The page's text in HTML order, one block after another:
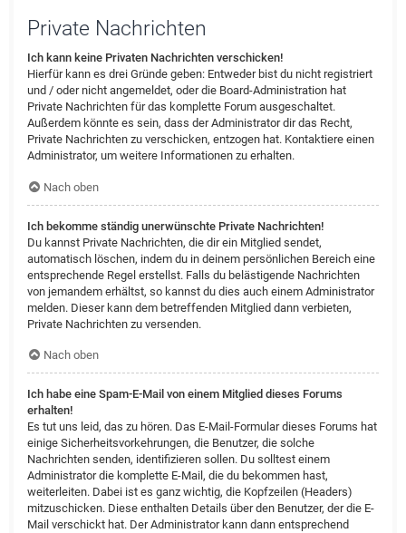
Private Nachrichten
Ich kann keine Privaten Nachrichten verschicken!
Hierfür kann es drei Gründe geben: Entweder bist du nicht registriert
und / oder nicht angemeldet, oder die Board-Administration hat
Private Nachrichten für das komplette Forum ausgeschaltet.
Außerdem könnte es sein, dass der Administrator dir das Recht,
Private Nachrichten zu verschicken, entzogen hat. Kontaktiere einen
Administrator, um weitere Informationen zu erhalten.
Nach oben
Ich bekomme ständig unerwünschte Private Nachrichten!
Du kannst Private Nachrichten, die dir ein Mitglied sendet,
automatisch löschen, indem du in deinem persönlichen Bereich eine
entsprechende Regel erstellst. Falls du belästigende Nachrichten
von jemandem erhältst, so kannst du dies auch einem Administrator
melden. Dieser kann dem betreffenden Mitglied dann verbieten,
Private Nachrichten zu versenden.
Nach oben
Ich habe eine Spam-E-Mail von einem Mitglied dieses Forums
erhalten!
Es tut uns leid, das zu hören. Das E-Mail-Formular dieses Forums hat
einige Sicherheitsvorkehrungen, die Benutzer, die solche
Nachrichten senden, identifizieren sollen. Du solltest einem
Administrator die komplette E-Mail, die du bekommen hast,
weiterleiten. Dabei ist es ganz wichtig, die Kopfzeilen (Headers)
mitzuschicken. Diese enthalten Details über den Benutzer, der die E-
Mail verschickt hat. Der Administrator kann dann entsprechend